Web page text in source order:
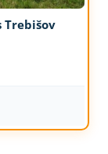
Trebišov